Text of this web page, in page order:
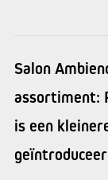
Salon
assortiment:
is een